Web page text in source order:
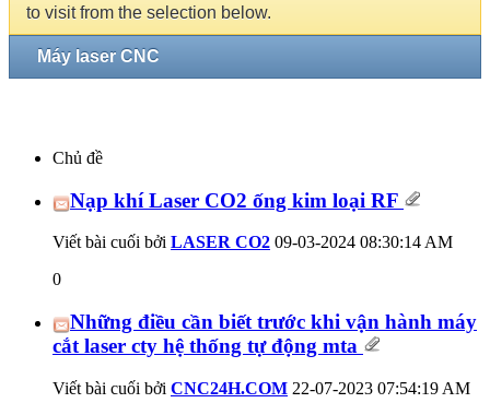
to visit from the selection below.
Máy laser CNC
Chủ đề
Nạp khí Laser CO2 ống kim loại RF
Viết bài cuối bởi LASER CO2 09-03-2024 08:30:14 AM
0
Những điều cần biết trước khi vận hành máy
cắt laser cty hệ thống tự động mta
Viết bài cuối bởi CNC24H.COM 22-07-2023 07:54:19 AM